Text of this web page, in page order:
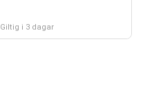
Giltig i 3 dagar